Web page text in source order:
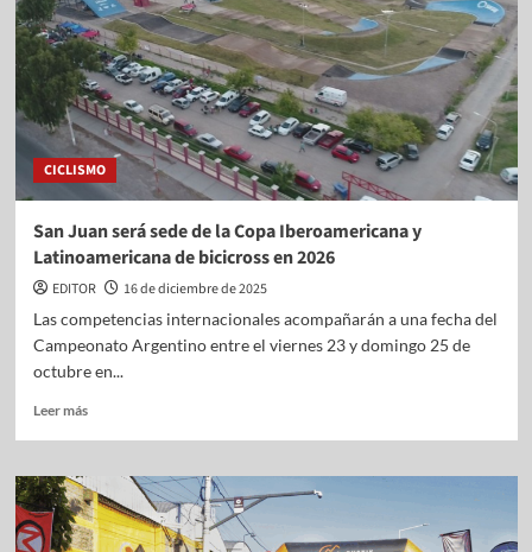
CICLISMO
San Juan será sede de la Copa Iberoamericana y
Latinoamericana de bicicross en 2026
EDITOR
16 de diciembre de 2025
Las competencias internacionales acompañarán a una fecha del
Campeonato Argentino entre el viernes 23 y domingo 25 de
octubre en...
Leer más